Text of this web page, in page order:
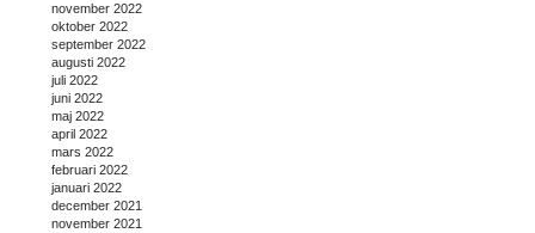
november 2022
oktober 2022
september 2022
augusti 2022
juli 2022
juni 2022
maj 2022
april 2022
mars 2022
februari 2022
januari 2022
december 2021
november 2021